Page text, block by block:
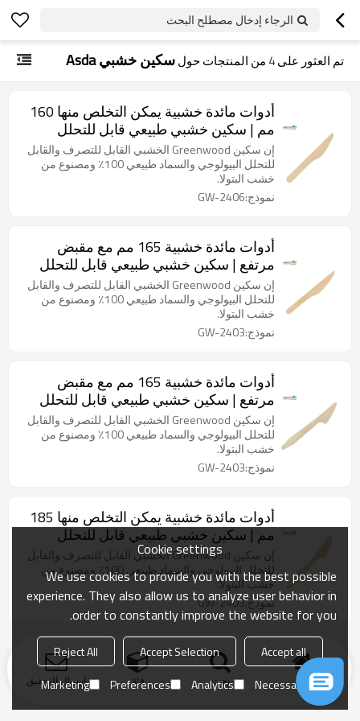
الرجاء إدخال مصطلح البحث
تم العثور على4 من المنتجات حولسكين خشبي Asda
أدوات مائدة خشبية يمكن التخلص منها 160
مم | سكين خشبي طبيعي قابل للتحلل
البيولوجي | سكاكين صديقة للبيئة قابلة
للتحويل إلى سماد
إن سكين Greenwood الخشبي القابل للتصرف والقابل
للتحلل البيولوجي والسماد طبيعي 100٪ ومصنوع من
خشب البتولا.
نموذج:GW-2406
أدوات مائدة خشبية 165 مم مع مقبض
مرتفع | سكين خشبي طبيعي قابل للتحلل
البيولوجي | سكاكين صديقة للبيئة قابلة
للتحويل إلى سماد
إن سكين Greenwood الخشبي القابل للتصرف والقابل
للتحلل البيولوجي والسماد طبيعي 100٪ ومصنوع من
خشب البتولا.
نموذج:GW-2403
أدوات مائدة خشبية 165 مم مع مقبض
مرتفع | سكين خشبي طبيعي قابل للتحلل
البيولوجي | سكاكين صديقة للبيئة قابلة
للتحويل إلى سماد
إن سكين Greenwood الخشبي القابل للتصرف والقابل
للتحلل البيولوجي والسماد طبيعي 100٪ ومصنوع من
خشب البتولا.
نموذج:GW-2403
أدوات مائدة خشبية يمكن التخلص منها 185
مم | سكين خشبي طبيعي قابل للتحلل
البيولوجي | سكاكين صديقة للبيئة قابلة
للتحويل إلى سماد
إن سكين Greenwood الخشبي القابل للتصرف والقابل
للتحلل البيولوجي والسماد طبيعي 100٪ ومصنوع من
خشب البتولا.
نموذج:GW-2403
منزل بحث فئة ارسال التحقيق
Cookie settings
We use cookies to provide you with the best possible
experience. They also allow us to analyze user behavior in
order to constantly improve the website for you.
Accept all
Accept Selection
Reject All
Necessary
Analytics
Preferences
Marketing